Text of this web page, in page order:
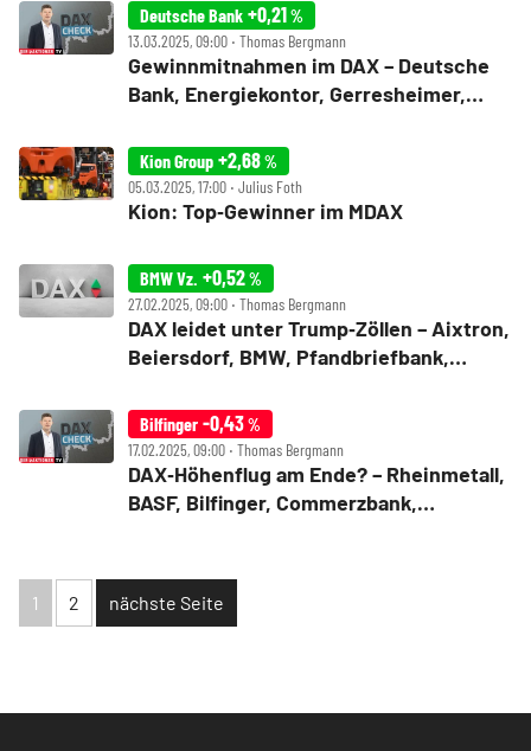
Deutsche Bank +0,21%
13.03.2025, 09:00 ‧ Thomas Bergmann
Gewinnmitnahmen im DAX – Deutsche
Bank, Energiekontor, Gerresheimer,
Kion, MLP, Rheinmetall im Check
Kion Group +2,68%
05.03.2025, 17:00 ‧ Julius Foth
Kion: Top‑Gewinner im MDAX
BMW Vz. +0,52%
27.02.2025, 09:00 ‧ Thomas Bergmann
DAX leidet unter Trump‑Zöllen – Aixtron,
Beiersdorf, BMW, Pfandbriefbank,
Ströer im Check
Bilfinger -0,43%
17.02.2025, 09:00 ‧ Thomas Bergmann
DAX‑Höhenflug am Ende? – Rheinmetall,
BASF, Bilfinger, Commerzbank,
1 2 nächste Seite